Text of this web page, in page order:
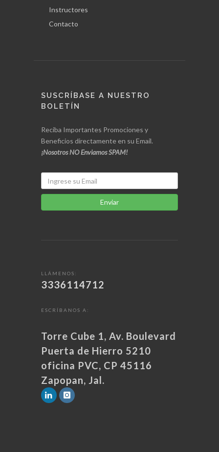
Instructores
Contacto
SUSCRÍBASE A NUESTRO
BOLETÍN
Reciba Importantes Promociones y
Beneficios directamente en su Email.
¡Nosotros NO Enviamos SPAM!
Enviar
LLÁMENOS:
3336114712
ESCRÍBANOS A:
Torre Cube 1, Av. Boulevard
Puerta de Hierro 5210
oficina PVC, CP 45116
Zapopan, Jal.